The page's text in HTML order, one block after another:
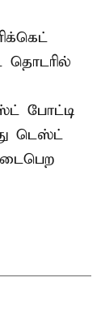
போட்டி
டெஸ்ட்